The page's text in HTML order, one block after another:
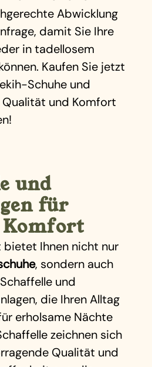
Abwicklung
damit Sie Ihre
in tadellosem
Kaufen Sie jetzt
Schuhe und
Qualität und Komfort
und
für
Komfort
bietet Ihnen nicht nur
, sondern auch
und
die Ihren Alltag
erholsame Nächte
zeichnen sich
Qualität und